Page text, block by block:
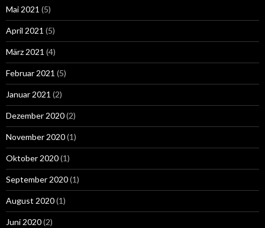
Mai 2021 (5)
April 2021 (5)
März 2021 (4)
Februar 2021 (5)
Januar 2021 (2)
Dezember 2020(2)
November 2020(1)
Oktober 2020(1)
September 2020(1)
August 2020(1)
Juni 2020(2)